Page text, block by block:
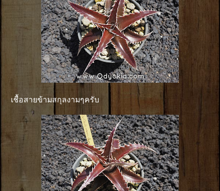
เชื้อสายข้ามสกุลงามๆครับ